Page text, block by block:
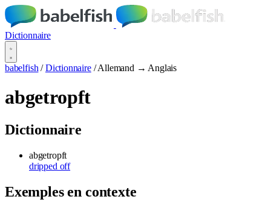
Dictionnaire
babelfish / Dictionnaire / Allemand → Anglais
abgetropft
Dictionnaire
abgetropft
dripped off
Exemples en contexte